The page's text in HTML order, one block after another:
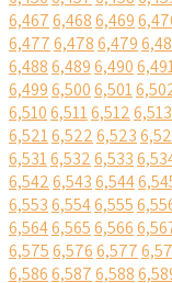
6,4676,4686,469
6,4776,4786,479
6,4886,4896,490
6,4996,5006,501
6,5106,5116,5126,513
6,5216,5226,523
6,5316,5326,533
6,5426,5436,544
6,5536,5546,555
6,5646,5656,566
6,5756,5766,577
6,5866,5876,588